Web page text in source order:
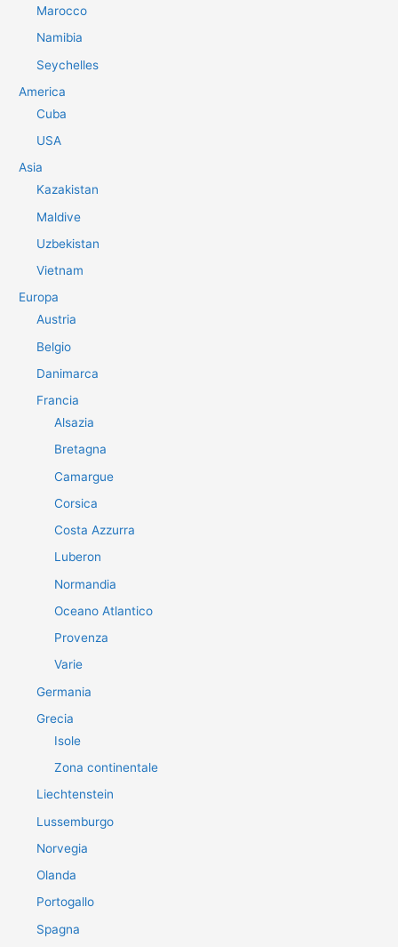
Marocco
Namibia
Seychelles
America
Cuba
USA
Asia
Kazakistan
Maldive
Uzbekistan
Vietnam
Europa
Austria
Belgio
Danimarca
Francia
Alsazia
Bretagna
Camargue
Corsica
Costa Azzurra
Luberon
Normandia
Oceano Atlantico
Provenza
Varie
Germania
Grecia
Isole
Zona continentale
Liechtenstein
Lussemburgo
Norvegia
Olanda
Portogallo
Spagna